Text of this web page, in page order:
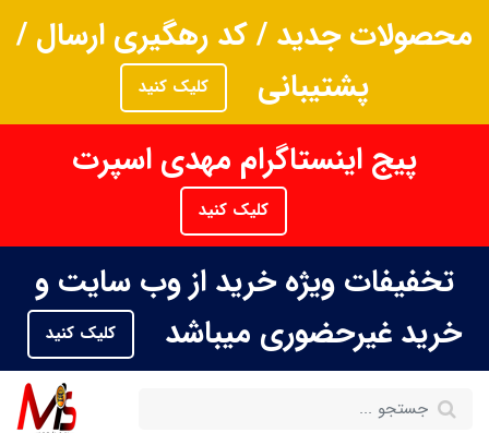
محصولات جدید / کد رهگیری ارسال /
پشتیبانی
کلیک کنید
پیج اینستاگرام مهدی اسپرت
کلیک کنید
تخفیفات ویژه خرید از وب سایت و
خرید غیرحضوری میباشد
کلیک کنید